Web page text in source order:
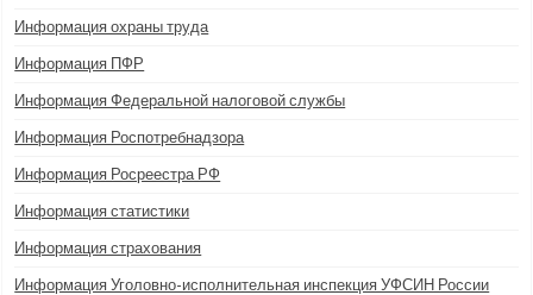
Информация охраны труда
Информация ПФР
Информация Федеральной налоговой службы
Информация Роспотребнадзора
Информация Росреестра РФ
Информация статистики
Информация страхования
Информация Уголовно-исполнительная инспекция УФСИН России